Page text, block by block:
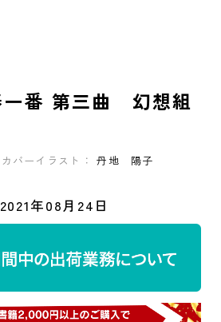
一番 第三曲 幻想組
カバーイラスト： 丹地 陽子
2021年08月24日